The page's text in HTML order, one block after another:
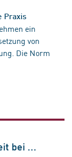
Praxis
ein
von
Die Norm
bei ...